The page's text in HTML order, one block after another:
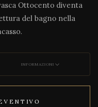
Ottocento diventa
del bagno nella
INFORMAZIONI